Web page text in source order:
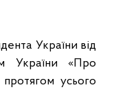
України від
України «Про
усього